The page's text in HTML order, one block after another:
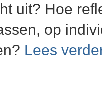
uit? Hoe
op
Lees